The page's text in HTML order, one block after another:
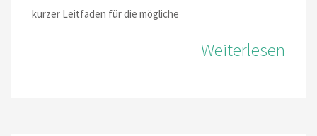
kurzer Leitfaden für die mögliche
Weiterlesen